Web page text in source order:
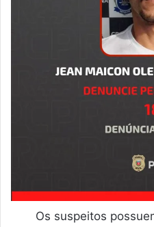
Os suspeitos